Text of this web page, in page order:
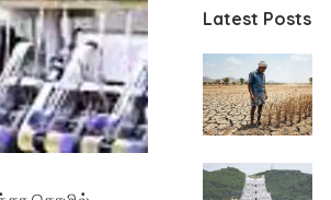
Latest Posts